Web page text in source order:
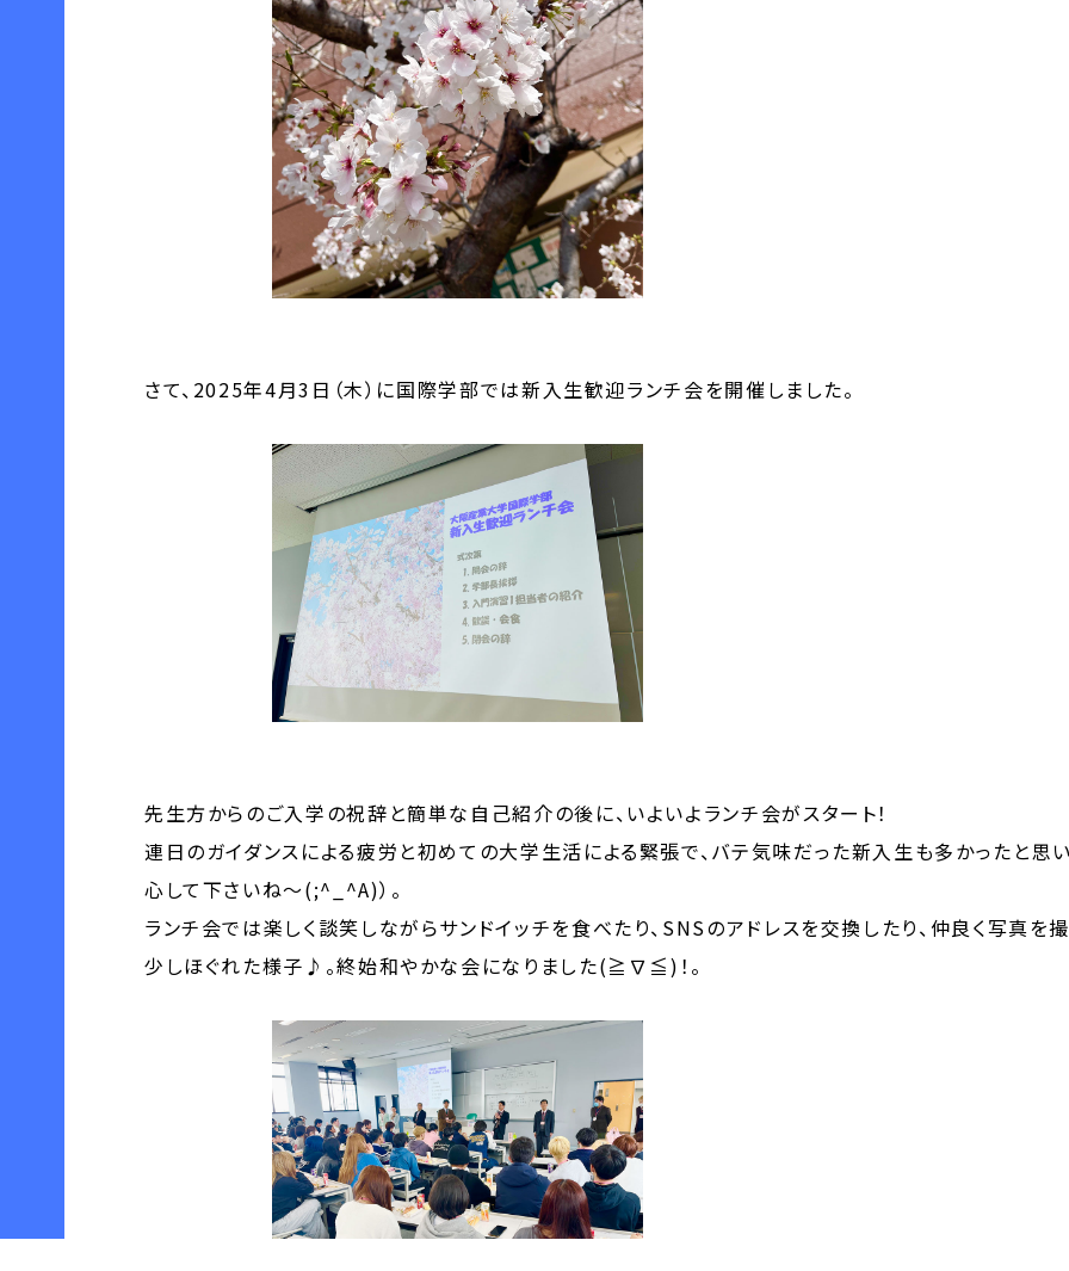
さて、2025年4月3日（木）に国際学部では新入生歓迎ランチ会を開催しました。
先生方からのご入学の祝辞と簡単な自己紹介の後に、いよいよランチ会がスタート！
連日のガイダンスによる疲労と初めての大学生活による緊張で、バテ気味だった新入生も多かったと思
心して下さいね～(;^_^A)）。
ランチ会では楽しく談笑しながらサンドイッチを食べたり、SNSのアドレスを交換したり、仲良く写真
少しほぐれた様子♪。終始和やかな会になりました(≧∇≦)！。